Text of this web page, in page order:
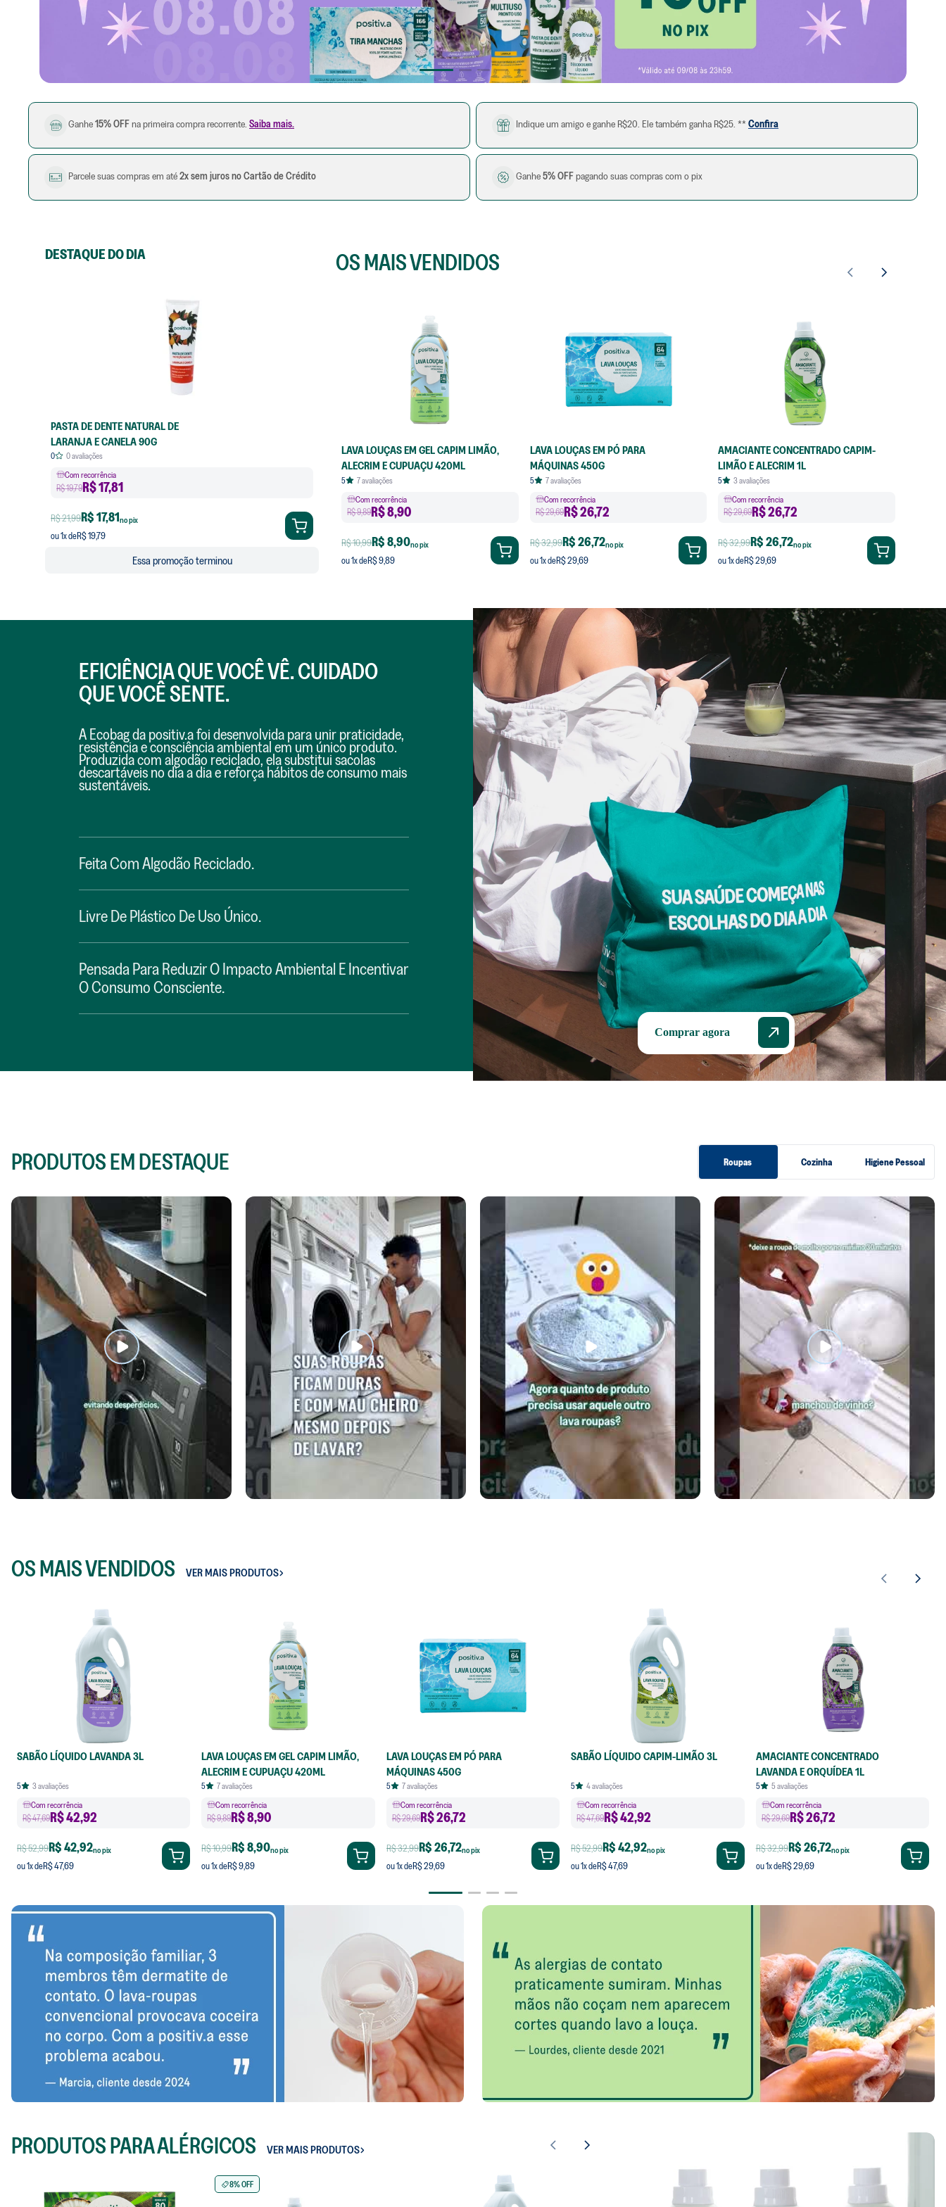
Ganhe 15% OFF na primeira compra recorrente. Saiba mais. Indique um amigo e ganhe R$20. Ele também ganha R$25. ** Confira
Parcele suas compras em até2x sem juros no Cartão de Crédito Ganhe 5% OFF pagando suas compras com o pix
DESTAQUE DO DIA
PASTA DE DENTE NATURAL DE
LARANJA E CANELA 90G
avaliações
Com recorrência
R$ 19,79R$ 17,81
R$ 21,99R$ 17,81 no pix
R$ 19,79
Essa promoção terminou
OS MAIS VENDIDOS
LAVA LOUÇAS EM GEL CAPIM LIMÃO,
ALECRIM E CUPUAÇU 420ML
avaliações
Com recorrência
R$ 9,89R$8,90
R$ 10,99R$ 8,90 no pix
ou 1x deR$ 9,89
LAVA LOUÇAS EM PÓ PARA
MÁQUINAS 450G
avaliações
Com recorrência
R$ 29,69 R$26,72
R$ 32,99R$ 26,72 no pix
ou 1x deR$ 29,69
AMACIANTE CONCENTRADO CAPIM-
LIMÃO E ALECRIM 1L
avaliações
Com recorrência
R$ 29,69R$26,72
R$ 32,99R$ 26,72 no pix
ou 1x deR$ 29,69
EFICIÊNCIA QUE VOCÊ VÊ. CUIDADO
QUE VOCÊ SENTE.
A Ecobag da positiv.a foi desenvolvida para unir praticidade,
resistência e consciência ambiental em um único produto.
Produzida com algodão reciclado, ela substitui sacolas
descartáveis no dia a dia e reforça hábitos de consumo mais
sustentáveis.
Feita Com Algodão Reciclado.
Livre De Plástico De Uso Único.
Pensada Para Reduzir O Impacto Ambiental E Incentivar
O Consumo Consciente.
Comprar agora
PRODUTOS EM DESTAQUE Roupas Cozinha Higiene Pessoal
OS MAIS VENDIDOS VER MAIS PRODUTOS
SABÃO LÍQUIDO LAVANDA 3L
avaliações
Com recorrência
R$ 47,69 R$42,92
R$ 52,99R$ 42,92 no pix
R$ 47,69
LAVA LOUÇAS EM GEL CAPIM LIMÃO,
ALECRIM E CUPUAÇU 420ML
avaliações
Com recorrência
R$ 9,89R$8,90
R$ 10,99R$ 8,90 no pix
R$ 9,89
LAVA LOUÇAS EM PÓ PARA
MÁQUINAS 450G
avaliações
Com recorrência
R$ 29,69 R$26,72
R$ 32,99R$ 26,72 no pix
R$ 29,69
SABÃO LÍQUIDO CAPIM-LIMÃO 3L
avaliações
Com recorrência
R$ 47,69R$42,92
R$ 52,99R$ 42,92 no pix
R$ 47,69
AMACIANTE CONCENTRADO
LAVANDA E ORQUÍDEA 1L
avaliações
Com recorrência
R$ 29,69 R$26,72
R$ 32,99R$ 26,72 no pix
R$ 29,69
PRODUTOS PARA ALÉRGICOS VER MAIS PRODUTOS
8% OFF
9
10
tira manchas